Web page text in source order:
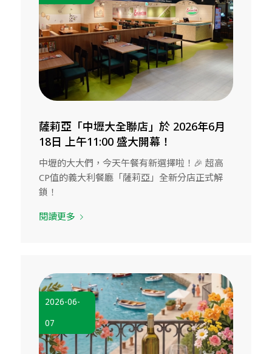
薩莉亞「中壢大全聯店」於 2026年6月
18日 上午11:00 盛大開幕！
中壢的大大們，今天午餐有新選擇啦！🎉 超高
CP值的義大利餐廳「薩莉亞」全新分店正式解
鎖！
閱讀更多
2026-06-
07